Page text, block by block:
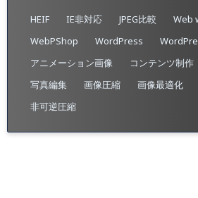
HEIF IE非対応 JPEG比較 Web
WebPShop
WordPress
アニメーション画像
コンテンツ制作
写真編集
画像圧縮 画像最適化
非可逆圧縮